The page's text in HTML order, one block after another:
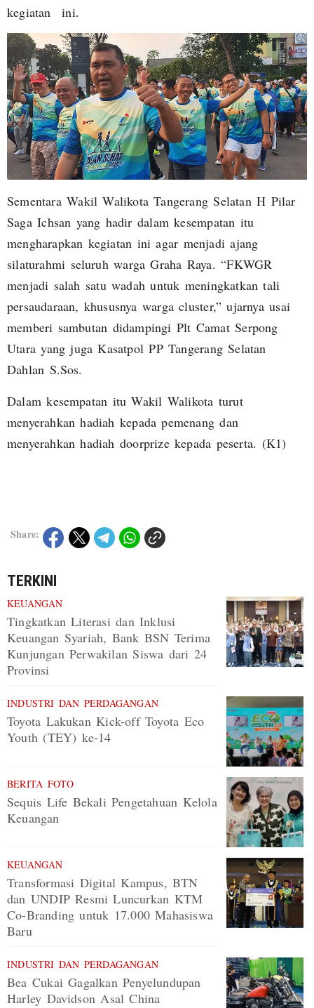
kegiatan ini.
Sementara Wakil Walikota Tangerang Selatan H Pilar
Saga Ichsan yang hadir dalam kesempatan itu
mengharapkan kegiatan ini agar menjadi ajang
silaturahmi seluruh warga Graha Raya. “FKWGR
menjadi salah satu wadah untuk meningkatkan tali
persaudaraan, khususnya warga cluster,” ujarnya usai
memberi sambutan didampingi Plt Camat Serpong
Utara yang juga Kasatpol PP Tangerang Selatan
Dahlan S.Sos.
Dalam kesempatan itu Wakil Walikota turut
menyerahkan hadiah kepada pemenang dan
menyerahkan hadiah doorprize kepada peserta. (K1)
Share:
TERKINI
KEUANGAN
Tingkatkan Literasi dan Inklusi
Keuangan Syariah, Bank BSN Terima
Kunjungan Perwakilan Siswa dari 24
Provinsi
INDUSTRI DAN PERDAGANGAN
Toyota Lakukan Kick-off Toyota Eco
Youth (TEY) ke-14
BERITA FOTO
Sequis Life Bekali Pengetahuan Kelola
Keuangan
KEUANGAN
Transformasi Digital Kampus, BTN
dan UNDIP Resmi Luncurkan KTM
Co-Branding untuk 17.000 Mahasiswa
Baru
INDUSTRI DAN PERDAGANGAN
Bea Cukai Gagalkan Penyelundupan
Harley Davidson Asal China